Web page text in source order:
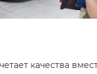
качества